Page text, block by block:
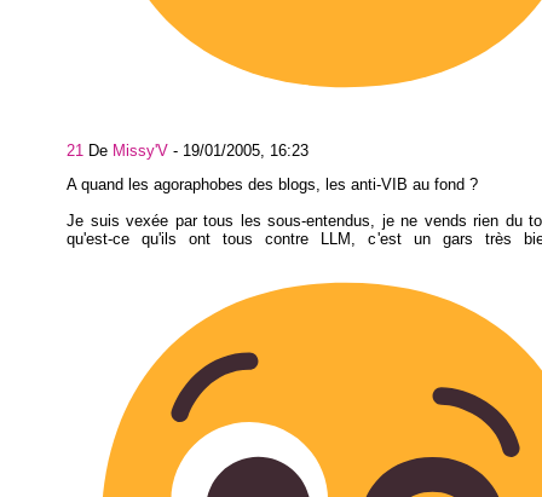
21 De Missy'V - 19/01/2005, 16:23
A quand les agoraphobes des blogs, les anti-VIB au fond ?
Je suis vexée par tous les sous-entendus, je ne vends rien du
qu'est-ce qu'ils ont tous contre LLM, c'est un gars très